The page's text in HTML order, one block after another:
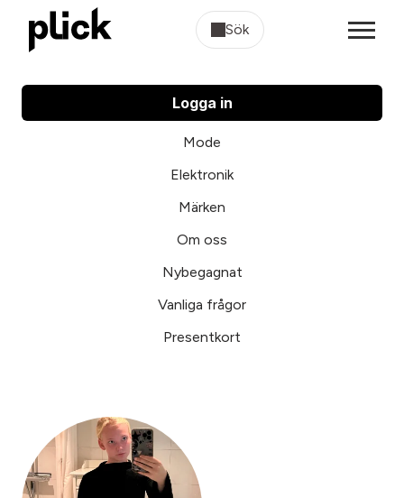
Sök
Logga in
Mode
Elektronik
Märken
Om oss
Nybegagnat
Vanliga frågor
Presentkort